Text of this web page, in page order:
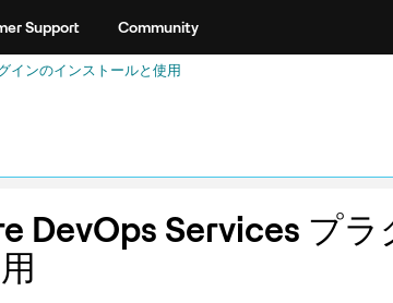
Support Community
インのインストールと使用
DevOps Services プ